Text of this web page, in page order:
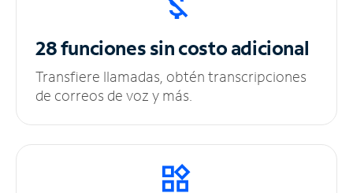
28 funciones sincosto adicional
Transfiere llamadas, obtén transcripciones
de correos de voz y más.